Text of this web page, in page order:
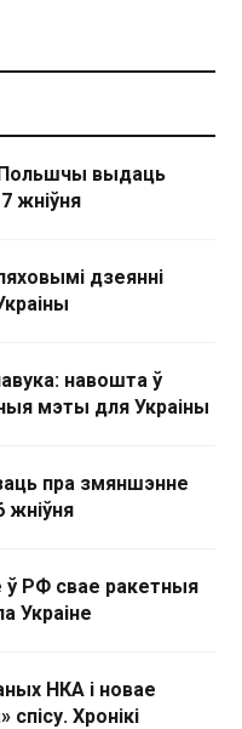
Польшчы выдаць
жніўня
дзеянні
навошта ў
мэты для Украіны
пра змяншэнне
жніўня
ў РФ свае ракетныя
Украіне
НКА і новае
Хронікі